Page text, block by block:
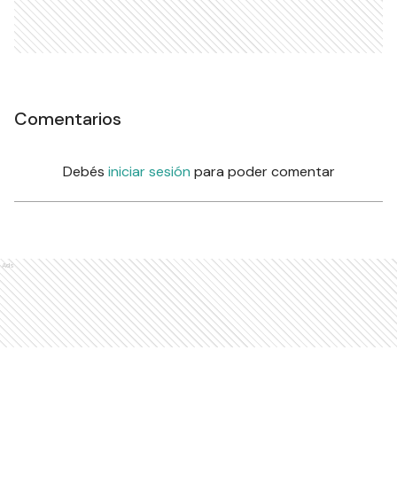
Comentarios
Debés iniciar sesión para poder comentar
Ads